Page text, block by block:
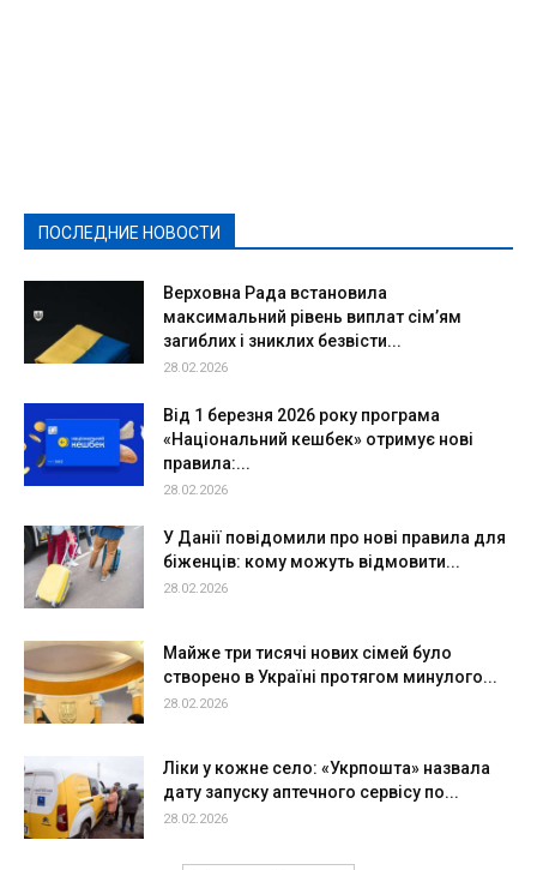
ПОСЛЕДНИЕ НОВОСТИ
Верховна Рада встановила
максимальний рівень виплат сім’ям
загиблих і зниклих безвісти...
28.02.2026
Від 1 березня 2026 року програма
«Національний кешбек» отримує нові
правила:...
28.02.2026
У Данії повідомили про нові правила для
біженців: кому можуть відмовити...
28.02.2026
Майже три тисячі нових сімей було
створено в Україні протягом минулого...
28.02.2026
Ліки у кожне село: «Укрпошта» назвала
дату запуску аптечного сервісу по...
28.02.2026